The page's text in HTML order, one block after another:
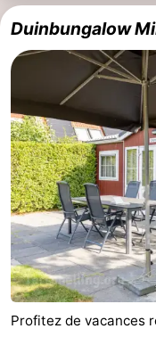
Friesland
-
Leeuwarden
Îles
de
la
Frise
-
Schiermonnikoog
-
Ameland
-
Vlieland
-
Texel
Météo
Duinbungalow
Profitez de vacances